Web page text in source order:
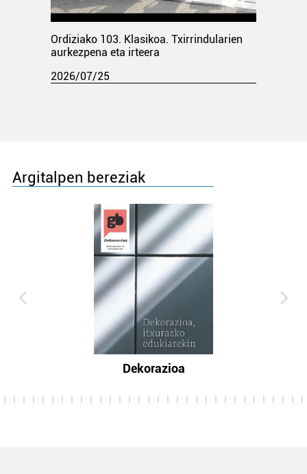
Ordiziako 103. Klasikoa. Txirrindularien
aurkezpena eta irteera
2026/07/25
Argitalpen bereziak
Dekorazioa